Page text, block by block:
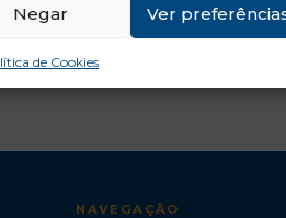
Negar Ver
de Cookies
NAVEGAÇÃO